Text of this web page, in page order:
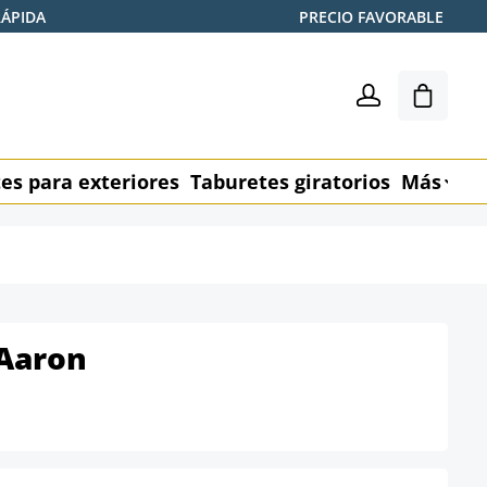
PRECIO FAVORABLE
El
para exteriores Taburetes giratorios Más